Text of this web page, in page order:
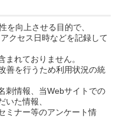
を向上させる目的で、
クセス日時などを記録して
れておりません。
善を行うため利用状況の統
刺情報、当Webサイトでの
いた情報、
ミナー等のアンケート情